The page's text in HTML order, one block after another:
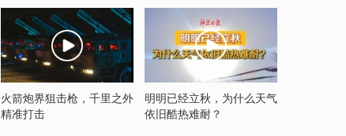
吗？
全？
火箭炮界狙击枪，千里之外
精准打击
明明已经立秋，为什么天气
依旧酷热难耐？